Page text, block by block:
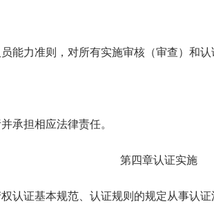
能力准则，对所有实施审核（审查）和
承担相应法律责任。
第四章认证实施
认证基本规范、认证规则的规定从事认